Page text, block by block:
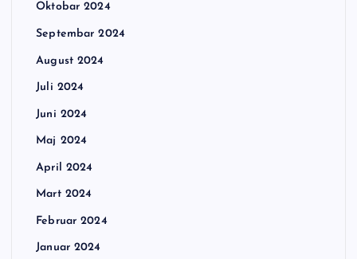
Oktobar 2024
Septembar 2024
August 2024
Juli 2024
Juni 2024
Maj 2024
April 2024
Mart 2024
Februar 2024
Januar 2024